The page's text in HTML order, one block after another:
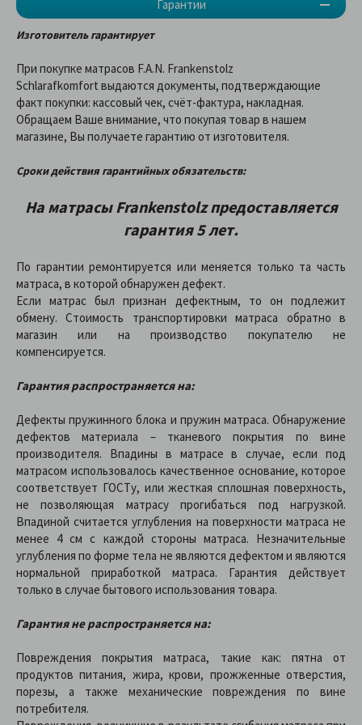
Гарантии
Изготовитель гарантирует
При покупке матрасов F.A.N. Frankenstolz
Schlarafkomfort выдаются документы, подтверждающие
факт покупки: кассовый чек, счёт-фактура, накладная.
Обращаем Ваше внимание, что покупая товар в нашем
магазине, Вы получаете гарантию от изготовителя.
Сроки действия гарантийных обязательств:
На матрасы Frankenstolz предоставляетcя
гарантия 5 лет.
По гарантии ремонтируется или меняется только та часть
матраса, в которой обнаружен дефект.
Если матрас был признан дефектным, то он подлежит
обмену. Стоимость транспортировки матраса обратно в
магазин или на производство покупателю не
компенсируется.
Гарантия распространяется на:
Дефекты пружинного блока и пружин матраса. Обнаружение
дефектов материала – тканевого покрытия по вине
производителя. Впадины в матрасе в случае, если под
матрасом использовалось качественное основание, которое
соответствует ГОСТу, или жесткая сплошная поверхность,
не позволяющая матрасу прогибаться под нагрузкой.
Впадиной считается углубления на поверхности матраса не
менее 4 см с каждой стороны матраса. Незначительные
углубления по форме тела не являются дефектом и являются
нормальной приработкой матраса. Гарантия действует
только в случае бытового использования товара.
Гарантия не распространяется на:
Повреждения покрытия матраса, такие как: пятна от
продуктов питания, жира, крови, прожженные отверстия,
порезы, а также механические повреждения по вине
потребителя.